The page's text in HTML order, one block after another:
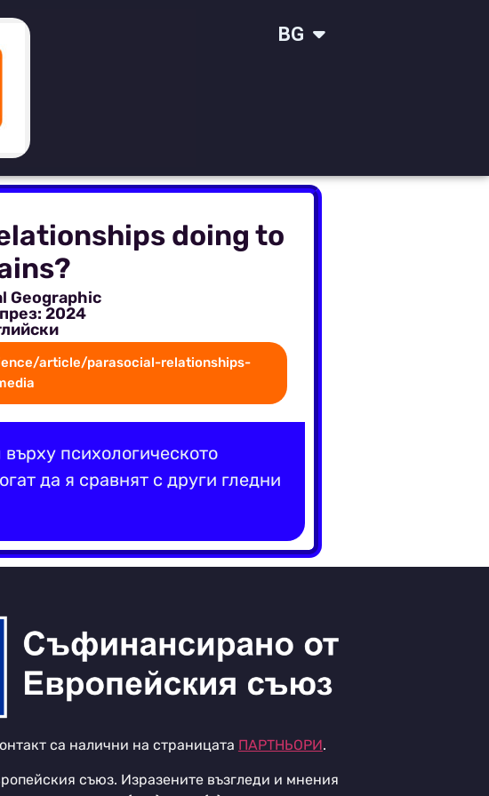
BG
SR
doing to
Geographic
2024
article/parasocial-relationships-
психологическото
да я сравнят с други гледни
са налични на страницата ПАРТНЬОРИ.
съюз. Изразените възгледи и мнения